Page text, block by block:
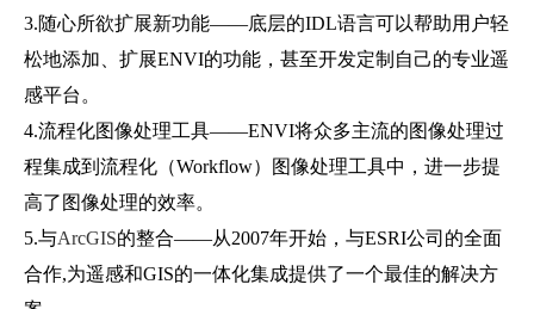
3.随心所欲扩展新功能——底层的IDL语言可以帮助用户轻
松地添加、扩展ENVI的功能，甚至开发定制自己的专业遥
感平台。
4.流程化图像处理工具——ENVI将众多主流的图像处理过
程集成到流程化（Workflow）图像处理工具中，进一步提
高了图像处理的效率。
5.与ArcGIS的整合——从2007年开始，与ESRI公司的全面
合作,为遥感和GIS的一体化集成提供了一个最佳的解决方